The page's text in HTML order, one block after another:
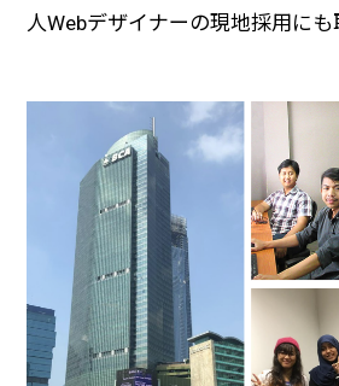
人Webデザイナーの現地採用にも